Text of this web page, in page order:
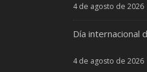
4 de agosto de 2026
Día internacional
4 de agosto de 2026